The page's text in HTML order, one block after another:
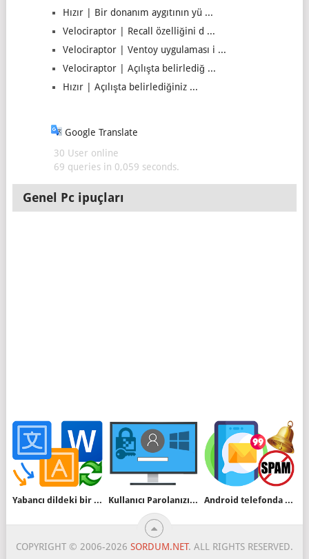
Hızır | Bir donanım aygıtının yü ...
Velociraptor | Recall özelliğini d ...
Velociraptor | Ventoy uygulaması i ...
Velociraptor | Açılışta belirlediğ ...
Hızır | Açılışta belirlediğiniz ...
Google Translate
30 User online
69 queries in 0,059 seconds.
Genel Pc ipuçları
Yabancı dildeki bir dökümanı kolayca tercüme ettirin Kullanıcı Parolanızın geçerlilik süresi dolmasın Android telefonda istenmeyen SMS leri engelleyin
COPYRIGHT © 2006-2026 SORDUM.NET. ALL RIGHTS RESERVED.